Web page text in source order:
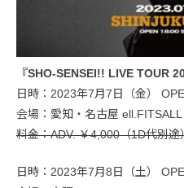
『SHO-SENSEI!! LIVE TOUR
日時：2023年7月7日（金）
会場：愛知・名古屋 ell.FITSALL
料金：ADV. ￥4,000（1D代別途
日時：2023年7月8日（土）